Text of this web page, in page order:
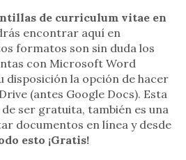
de curriculum vitae en
encontrar aquí en
formatos son sin duda los
con Microsoft Word
disposición la opción de hacer
(antes Google Docs). Esta
ser gratuita, también es una
documentos en línea y desde
esto ¡Gratis!